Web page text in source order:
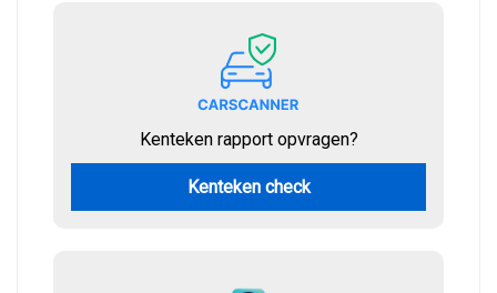
Kenteken rapport opvragen?
Kenteken check